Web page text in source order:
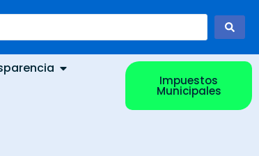
Impuestos
Municipales